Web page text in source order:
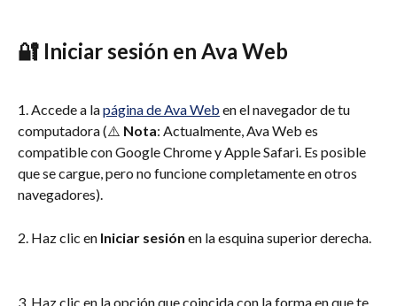
🔐 Iniciar sesión en Ava Web
1. Accede a la página de Ava Web en el navegador de tu
computadora (⚠️ Nota: Actualmente, Ava Web es
compatible con Google Chrome y Apple Safari. Es posible
que se cargue, pero no funcione completamente en otros
navegadores).
2. Haz clic en Iniciar sesión en la esquina superior derecha.
3. Haz clic en la opción que coincida con la forma en que te